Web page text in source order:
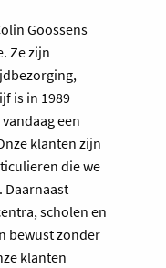
Goossens
Ze zijn
is in 1989
een
klanten zijn
die we
Daarnaast
scholen en
bewust zonder
klanten